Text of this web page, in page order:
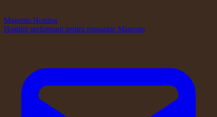
Magento Hosting
Hosting performant pentru magazine Magento